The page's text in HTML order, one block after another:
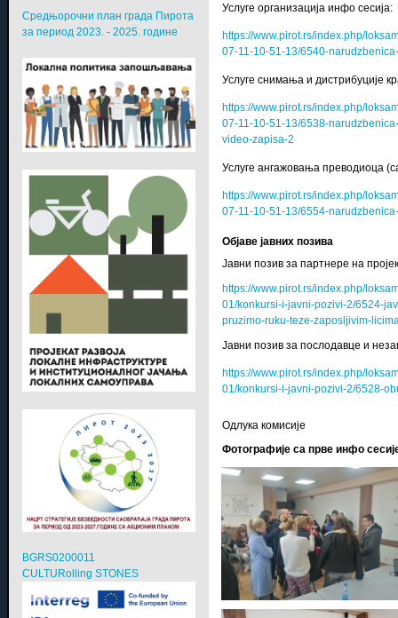
Услуге организација инфо сесија:
https://www.pirot.rs/index.php/
07-11-10-51-13/6540-
Услуге снимања и дистрибуције
https://www.pirot.rs/index.php/
07-11-10-51-13/6538-
video-zapisa-2
Услуге ангажовања преводиоца
https://www.pirot.rs/index.php/
07-11-10-51-13/6554-
Објаве јавних позива
Јавни позив за партнере на
https://www.pirot.rs/index.php/
01/konkursi-i-javni-pozivi-2/6524-
pruzimo-ruku-teze-zaposljivim-
Јавни позив за послодавце и
https://www.pirot.rs/index.php/
01/konkursi-i-javni-pozivi-2/6528-
Одлука комисије
Фотографије са прве инфо
Средњорочни план града Пирота
за период 2023. - 2025. године
BGRS0200011
CULTURolling STONES